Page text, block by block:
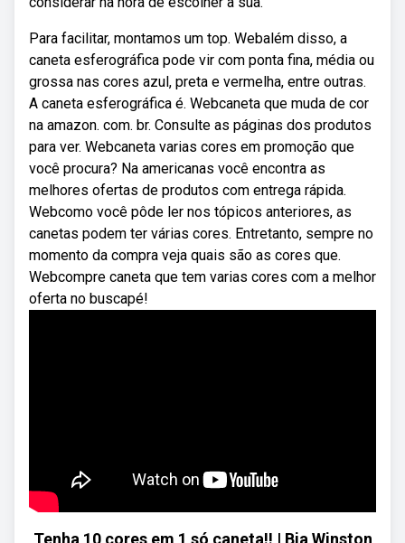
Para facilitar, montamos um top. Webalém disso, a
caneta esferográfica pode vir com ponta fina, média ou
grossa nas cores azul, preta e vermelha, entre outras.
A caneta esferográfica é. Webcaneta que muda de cor
na amazon. com. br. Consulte as páginas dos produtos
para ver. Webcaneta varias cores em promoção que
você procura? Na americanas você encontra as
melhores ofertas de produtos com entrega rápida.
Webcomo você pôde ler nos tópicos anteriores, as
canetas podem ter várias cores. Entretanto, sempre no
momento da compra veja quais são as cores que.
Webcompre caneta que tem varias cores com a melhor
oferta no buscapé!
Tenha 10 cores em 1 só caneta!! | Bia Winston